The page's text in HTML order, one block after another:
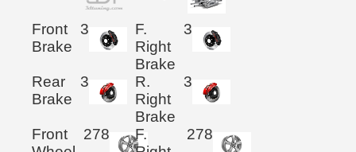
Front
Brake
3
F.
Right
Brake
3
Rear
Brake
3
R.
Right
Brake
3
Front
278
F.
278